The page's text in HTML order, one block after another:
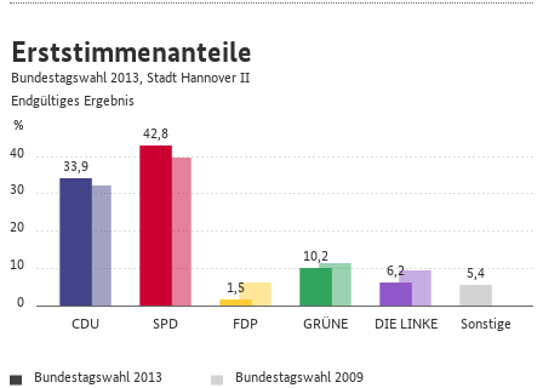
0
10
20
30
40
%
CDU SPD FDP GRÜNE DIE LINKE Sonstige
33,9
42,8
1,5
10,2
6,2 5,4
Erststimmenanteile
Bundestagswahl 2013, Stadt Hannover II
Endgültiges Ergebnis
Bundestagswahl 2013
Bundestagswahl 2009